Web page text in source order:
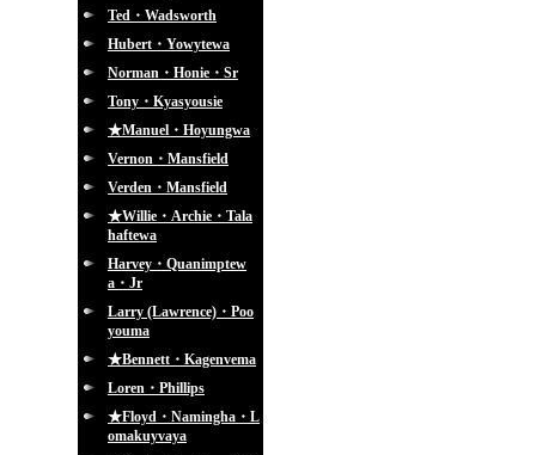
Ted・Wadsworth
Hubert・Yowytewa
Norman・Honie・Sr
Tony・Kyasyousie
★Manuel・Hoyungwa
Vernon・Mansfield
Verden・Mansfield
★Willie・Archie・Tala
haftewa
Harvey・Quanimptew
a・Jr
Larry (Lawrence)・Poo
youma
★Bennett・Kagenvema
Loren・Phillips
★Floyd・Namingha・L
omakuyvaya